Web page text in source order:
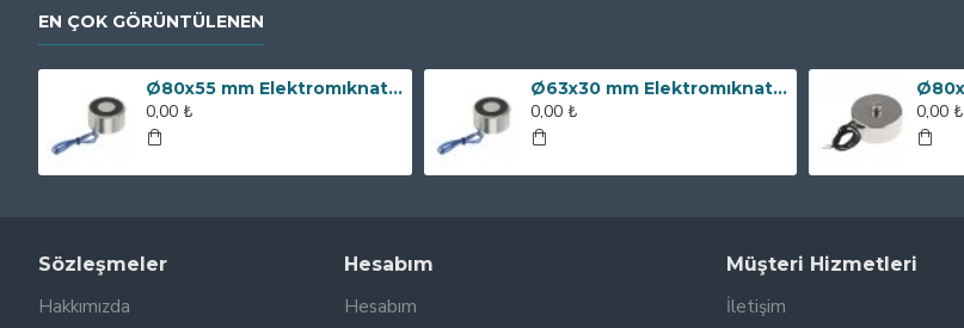
EN ÇOK GÖRÜNTÜLENEN
Ø80x55 mm Elektromıknatıs - 250 kg Çekim Gücü
0,00 ₺
Ø63x30 mm Elektromıknatıs - 100 kg Çekim Gücü
0,00 ₺ 0,00 ₺
Sözleşmeler
Hakkımızda
Hesabım
Hesabım
Müşteri Hizmetleri
İletişim